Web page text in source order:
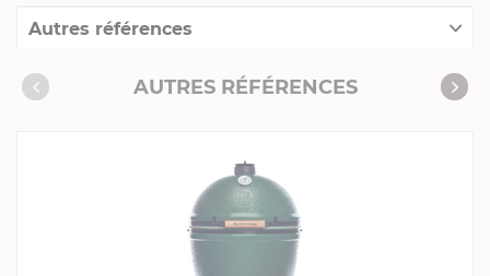
Autres références
Accessoires complémentaires
AUTRES RÉFÉRENCES